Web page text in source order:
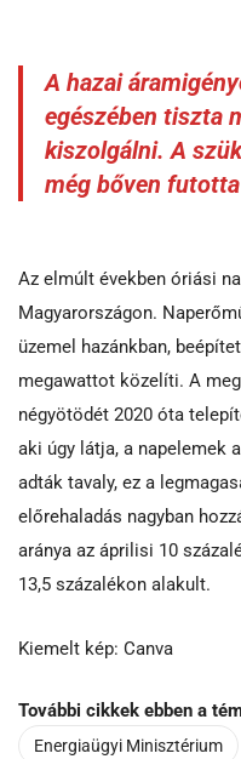
A hazai
egészében tiszta
kiszolgálni. A
még bőven
Az elmúlt években óriási
Magyarországon.
üzemel hazánkban,
megawattot közelíti. A
négyötödét 2020 óta
aki úgy látja, a napelemek
adták tavaly, ez a
előrehaladás nagyban
aránya az áprilisi 10
13,5 százalékon alakult.
Kiemelt kép: Canva
További cikkek ebben a
Energiaügyi Minisztérium